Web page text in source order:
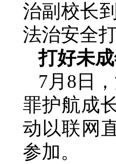
治副校长
法治安全
打好未
7月8日
罪护航成
动以联网
参加。